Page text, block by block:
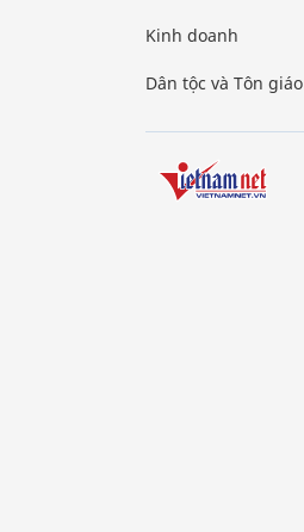
Kinh doanh
Dân tộc và Tôn giáo